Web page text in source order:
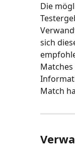
Die
sich
Match